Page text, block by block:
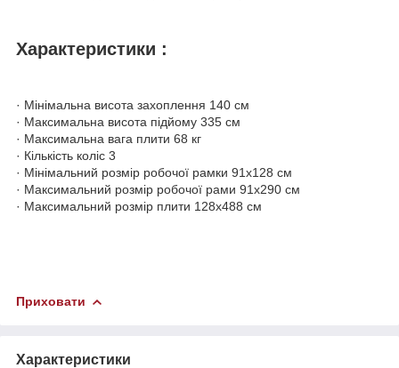
Характеристики :
· Мінімальна висота захоплення 140 см
· Максимальна висота підйому 335 см
· Максимальна вага плити 68 кг
· Кількість коліс 3
· Мінімальний розмір робочої рамки 91х128 см
· Максимальний розмір робочої рами 91х290 см
· Максимальний розмір плити 128х488 см
Приховати
Характеристики